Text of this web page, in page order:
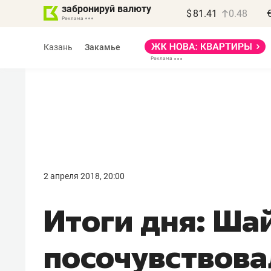
забронируй валюту $ 81.41 0.48
Казань Закамье
2 апреля 2018, 20:00
Итоги дня:
правил, бизнес может
потерять минимум